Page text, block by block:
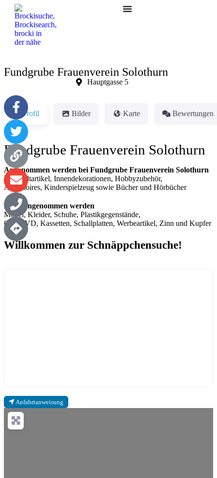
Fundgrube Frauenverein Solothurn
Hauptgasse 5
Profil Bilder Karte Bewertungen
Fundgrube Frauenverein Solothurn
Angenommen werden bei Fundgrube Frauenverein Solothurn
Haushaltartikel, Innendekorationen, Hobbyzubehör,
Accessoires, Kinderspielzeug sowie Bücher und Hörbücher
Nicht angenommen werden
Möbel, Kleider, Schuhe, Plastikgegenstände,
CD, DVD, Kassetten, Schallplatten, Werbeartikel, Zinn und Kupfer
Willkommen zur Schnäppchensuche!
Anfahrtanweisung